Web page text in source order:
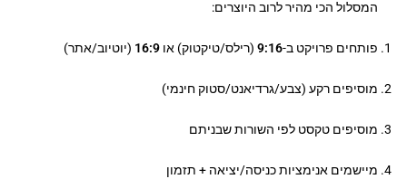
המסלול הכי מהיר לרוב היוצרים:
פותחים פרויקט ב-9:16 (רילס/טיקטוק) או16:9 (יוטיוב/אתר)
מוסיפים רקע (צבע/גרדיאנט/סטוק חינמי)
מוסיפים טקסט לפי השורות שבניתם
מיישמים אנימציות כניסה/יציאה + תזמון